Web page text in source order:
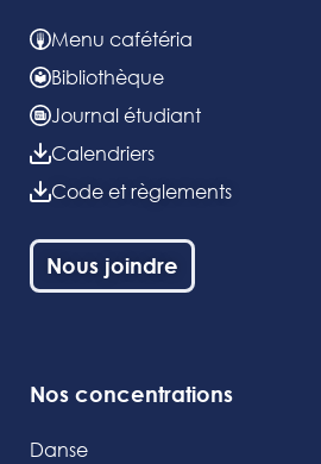
Menu cafétéria
Bibliothèque
Journal étudiant
Calendriers
Code et règlements
Nous joindre
Nos concentrations
Danse